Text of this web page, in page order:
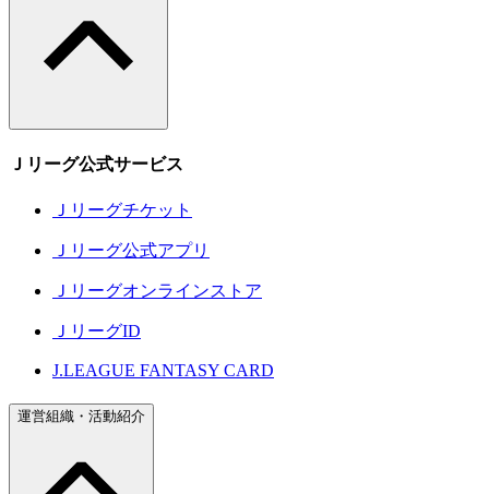
Ｊリーグ公式サービス
Ｊリーグチケット
Ｊリーグ公式アプリ
Ｊリーグオンラインストア
ＪリーグID
J.LEAGUE FANTASY CARD
運営組織・活動紹介